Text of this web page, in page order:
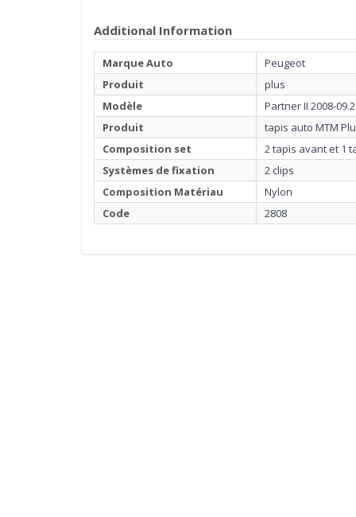
Additional Information
Marque Auto
Peugeot
Produit
plus
Modèle
Partner II 2008-
Produit
tapis auto MTM
Composition set
2 tapis avant et 1
Systèmes de fixation
2 clips
Composition Matériau
Nylon
Code
2808